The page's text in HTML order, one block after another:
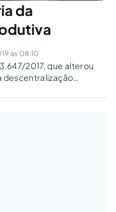
da
às 08:10
2017, que alterou
descentralização
o impacto na doutrina.